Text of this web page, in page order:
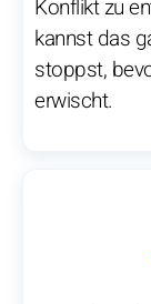
Konflikt zu
kannst das
stoppst,
erwischt.